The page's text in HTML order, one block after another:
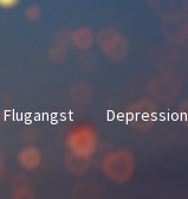
Flugangst